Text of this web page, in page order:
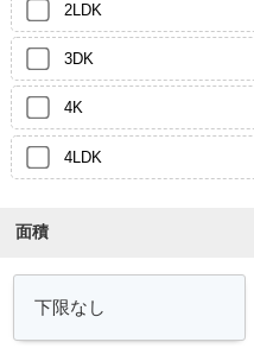
2LDK
3DK
4K
4LDK
面積